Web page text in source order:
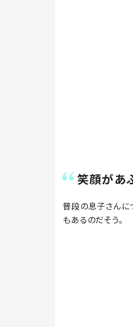
笑顔があ
普段の息子さんに
もあるのだそう。